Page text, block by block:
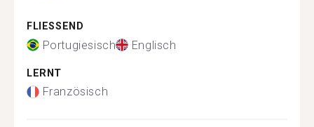
FLIESSEND
Portugiesisch Englisch
LERNT
Französisch